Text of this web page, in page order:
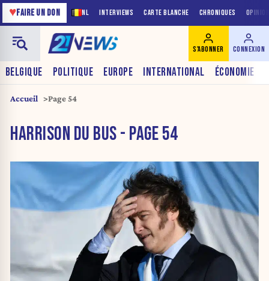
NL INTERVIEWS CARTE BLANCHE CHRONIQUES
♥FAIRE UN DON
BELGIQUE POLITIQUE EUROPE INTERNATIONAL ÉCONOMIE
S'ABONNER CONNEXION
Accueil Page 54
HARRISON DU BUS - PAGE 54